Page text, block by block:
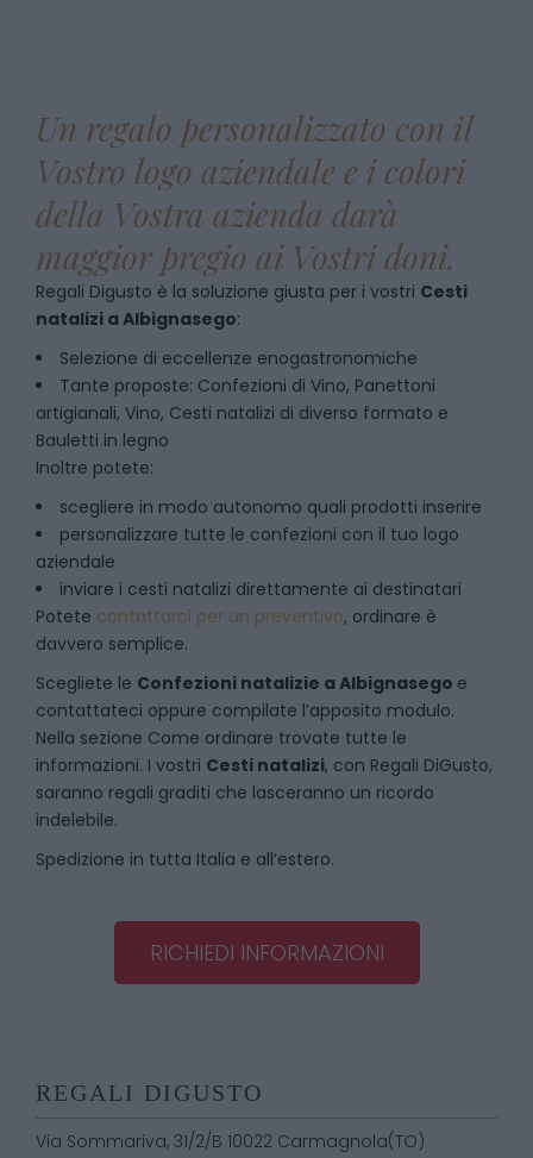
Un regalo personalizzato con il
Vostro logo aziendale e i colori
della Vostra azienda darà
maggior pregio ai Vostri doni.
Regali Digusto è la soluzione giusta per i vostri Cesti
natalizi aAlbignasego:
Selezione di eccellenze enogastronomiche
Tante proposte: Confezioni di Vino, Panettoni
artigianali, Vino, Cesti natalizi di diverso formato e
Bauletti in legno
Inoltre potete:
scegliere in modo autonomo quali prodotti inserire
personalizzare tutte le confezioni con il tuo logo
aziendale
inviare i cesti natalizi direttamente ai destinatari
Potete contattarci per un preventivo, ordinare è
davvero semplice.
Scegliete le Confezioni natalizie aAlbignasego e
contattateci oppure compilate l’apposito modulo.
Nella sezione Come ordinare trovate tutte le
informazioni. I vostri Cesti natalizi, con Regali DiGusto,
saranno regali graditi che lasceranno un ricordo
indelebile.
Spedizione in tutta Italia e all’estero.
RICHIEDI INFORMAZIONI
REGALI DIGUSTO
Via Sommariva, 31/2/B 10022 Carmagnola(TO)